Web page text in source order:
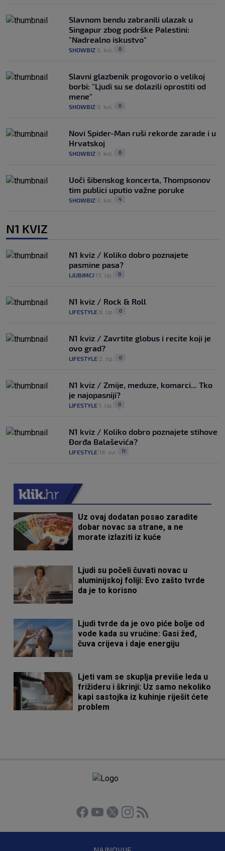
Slavnom bendu zabranili ulazak u
Singapur zbog podrške Palestini:
"Nadrealno iskustvo"
SHOWBIZ 3. kol. 0
Slavni glazbenik progovorio o velikoj
borbi: "Ljudi su se dolazili oprostiti od
mene"
SHOWBIZ 3. kol. 0
Novi Spider-Man ruši rekorde zarade i u
Hrvatskoj
SHOWBIZ 3. kol. 0
Uoči šibenskog koncerta, Thompsonov
tim publici uputio važne poruke
SHOWBIZ 3. kol. 4
N1 KVIZ
N1 kviz / Koliko dobro poznajete
pasmine pasa?
LJUBIMCI 13. lip. 0
N1 kviz / Rock & Roll
LIFESTYLE 8. lip. 0
N1 kviz / Zavrtite globus i recite koji je
ovo grad?
LIFESTYLE 2. lip. 0
N1 kviz / Zmije, meduze, komarci... Tko
je najopasniji?
LIFESTYLE 1. lip. 0
N1 kviz / Koliko dobro poznajete stihove
Đorđa Balaševića?
LIFESTYLE 18. svi. 11
Uz ovaj dodatan posao zaradite
dobar novac sa strane, a ne
morate izlaziti iz kuće
Ljudi su počeli čuvati novac u
aluminijskoj foliji: Evo zašto tvrde
da je to korisno
Ljudi tvrde da je ovo piće bolje od
vode kada su vrućine: Gasi žeđ,
čuva crijeva i daje energiju
Ljeti vam se skuplja previše leda u
frižideru i škrinji: Uz samo nekoliko
kapi sastojka iz kuhinje riješit ćete
problem